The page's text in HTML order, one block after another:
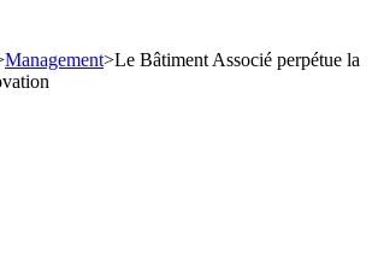
Management>Le Bâtiment Associé perpétue la